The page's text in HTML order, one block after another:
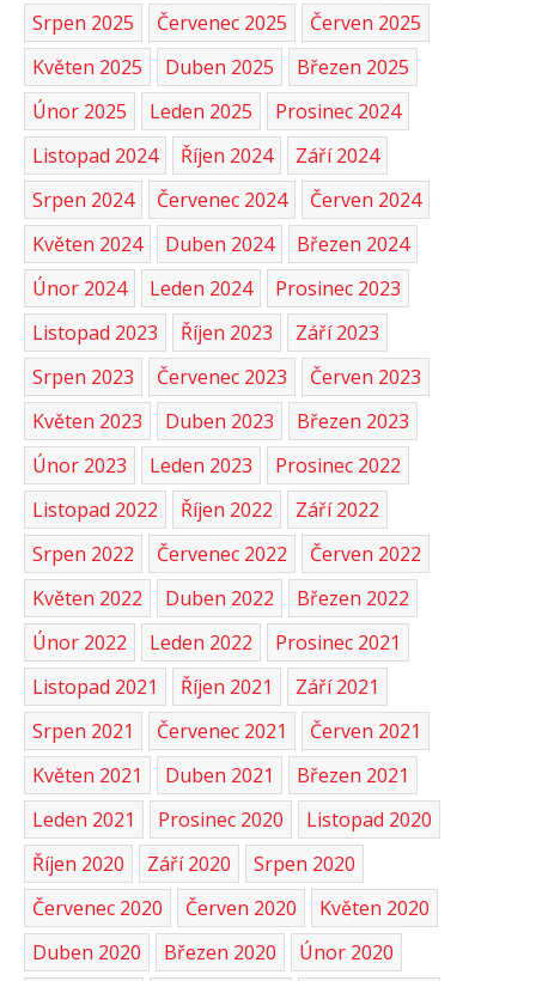
Srpen 2025
Červenec 2025
Červen 2025
Květen 2025
Duben 2025
Březen 2025
Únor 2025
Leden 2025
Prosinec 2024
Listopad 2024
Říjen 2024
Září 2024
Srpen 2024
Červenec 2024
Červen 2024
Květen 2024
Duben 2024
Březen 2024
Únor 2024
Leden 2024
Prosinec 2023
Listopad 2023
Říjen 2023
Září 2023
Srpen 2023
Červenec 2023
Červen 2023
Květen 2023
Duben 2023
Březen 2023
Únor 2023
Leden 2023
Prosinec 2022
Listopad 2022
Říjen 2022
Září 2022
Srpen 2022
Červenec 2022
Červen 2022
Květen 2022
Duben 2022
Březen 2022
Únor 2022
Leden 2022
Prosinec 2021
Listopad 2021
Říjen 2021
Září 2021
Srpen 2021
Červenec 2021
Červen 2021
Květen 2021
Duben 2021
Březen 2021
Leden 2021
Prosinec 2020
Listopad 2020
Říjen 2020
Září 2020
Srpen 2020
Červenec 2020
Červen 2020
Květen 2020
Duben 2020
Březen 2020
Únor 2020